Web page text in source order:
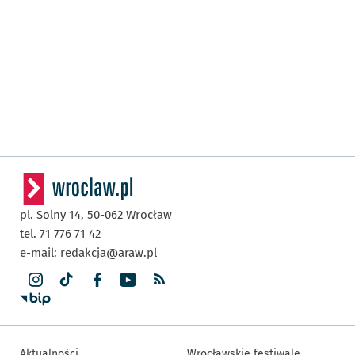
pl. Solny 14, 50-062 Wrocław
tel. 71 776 71 42
e-mail: redakcja@araw.pl